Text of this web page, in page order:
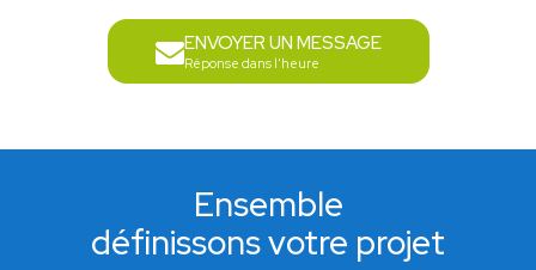
ENVOYER UN MESSAGE
Réponse dans l'heure
Ensemble
définissons votre projet